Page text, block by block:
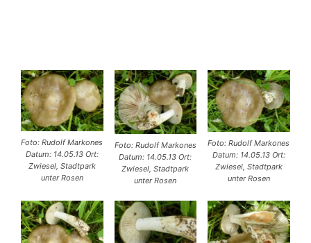
Foto: Rudolf Markones
Datum: 14.05.13 Ort:
Zwiesel, Stadtpark
unter Rosen
Foto: Rudolf Markones
Datum: 14.05.13 Ort:
Zwiesel, Stadtpark
unter Rosen
Foto: Rudolf Markones
Datum: 14.05.13 Ort:
Zwiesel, Stadtpark
unter Rosen